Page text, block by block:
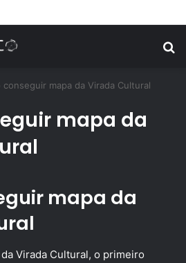
conseguir mapa da Virada Cultural
mapa da
mapa da
Virada Cultural, o primeiro